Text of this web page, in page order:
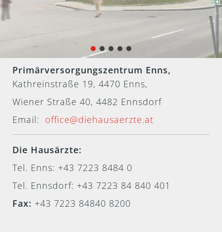
Primärversorgungszentrum Enns,
Kathreinstraße 19, 4470 Enns,
Wiener Straße 40, 4482 Ennsdorf
Email: office@diehausaerzte.at
Die Hausärzte:
Tel. Enns: +43 7223 8484 0
Tel. Ennsdorf: +43 7223 84 840 401
Fax: +43 7223 84840 8200